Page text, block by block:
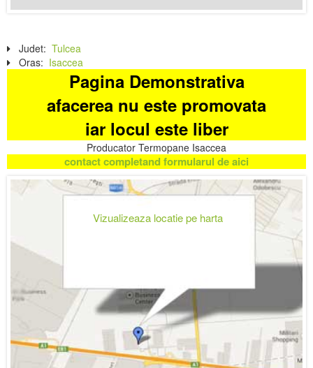
Judet: Tulcea
Oras: Isaccea
Pagina Demonstrativa
afacerea nu este promovata
iar locul este liber
Producator Termopane Isaccea
contact completand formularul de aici
Vizualizeaza locatie pe harta